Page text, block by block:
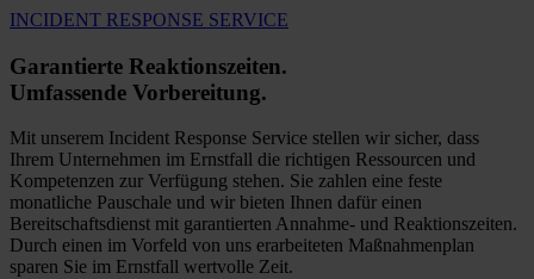
INCIDENT RESPONSE SERVICE
Garantierte Reaktionszeiten.
Umfassende Vorbereitung.
Mit unserem Incident Response Service stellen wir sicher, dass
Ihrem Unternehmen im Ernstfall die richtigen Ressourcen und
Kompetenzen zur Verfügung stehen. Sie zahlen eine feste
monatliche Pauschale und wir bieten Ihnen dafür einen
Bereitschaftsdienst mit garantierten Annahme- und Reaktionszeiten.
Durch einen im Vorfeld von uns erarbeiteten Maßnahmenplan
sparen Sie im Ernstfall wertvolle Zeit.